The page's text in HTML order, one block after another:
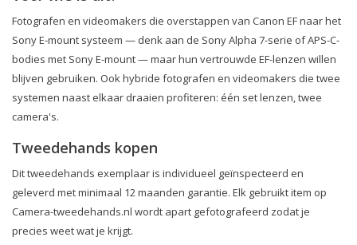
Fotografen en videomakers die overstappen van Canon EF naar het
Sony E-mount systeem — denk aan de Sony Alpha 7-serie of APS-C-
bodies met Sony E-mount — maar hun vertrouwde EF-lenzen willen
blijven gebruiken. Ook hybride fotografen en videomakers die twee
systemen naast elkaar draaien profiteren: één set lenzen, twee
camera's.
Tweedehands kopen
Dit tweedehands exemplaar is individueel geïnspecteerd en
geleverd met minimaal 12 maanden garantie. Elk gebruikt item op
Camera-tweedehands.nl wordt apart gefotografeerd zodat je
precies weet wat je krijgt.